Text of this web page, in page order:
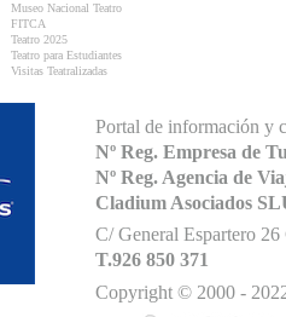
Museo Nacional Teatro
FITCA
Teatro 2025
Teatro para Estudiantes
Visitas Teatralizadas
Portal de información y
Nº Reg. Empresa de
Nº Reg. Agencia de
Cladium Asociados
C/ General Espartero
T.926 850 371
Copyright © 2000 -